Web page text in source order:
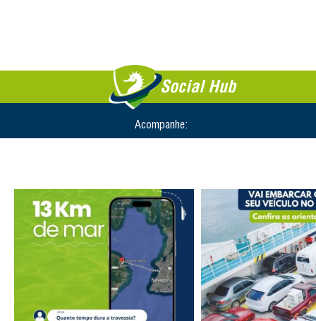
Social Hub
Acompanhe: